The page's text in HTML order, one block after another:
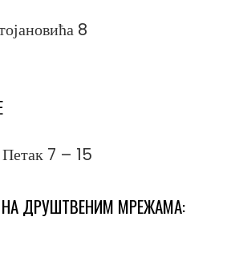
8
7 – 15
НА ДРУШТВЕНИМ МРЕЖАМА: